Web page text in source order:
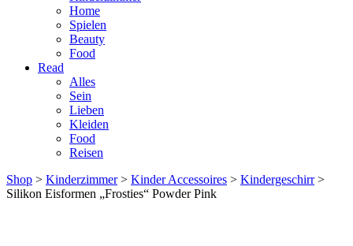
Home
Spielen
Beauty
Food
Read
Alles
Sein
Lieben
Kleiden
Food
Reisen
Shop > Kinderzimmer> Kinder Accessoires > Kindergeschirr>
Silikon Eisformen „Frosties“ Powder Pink